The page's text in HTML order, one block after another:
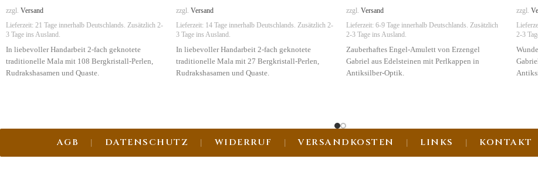
zzgl. Versand
Lieferzeit: 21 Tage innerhalb Deutschlands. Zusätzlich 2-
3 Tage ins Ausland.
In liebevoller Handarbeit 2-fach geknotete
traditionelle Mala mit 108 Bergkristall-Perlen,
Rudrakshasamen und Quaste.
zzgl. Versand
Lieferzeit: 14 Tage innerhalb Deutschlands. Zusätzlich 2-
3 Tage ins Ausland.
In liebevoller Handarbeit 2-fach geknotete
traditionelle Mala mit 27 Bergkristall-Perlen,
Rudrakshasamen und Quaste.
zzgl. Versand
Lieferzeit: 6-9 Tage innerhalb Deutschlands. Zusätzlich
2-3 Tage ins Ausland.
Zauberhaftes Engel-Amulett von Erzengel
Gabriel aus Edelsteinen mit Perlkappen in
Antiksilber-Optik.
zzgl.
2-3
AGB DATENSCHUTZ WIDERRUF VERSANDKOSTEN LINKS KONTAKT